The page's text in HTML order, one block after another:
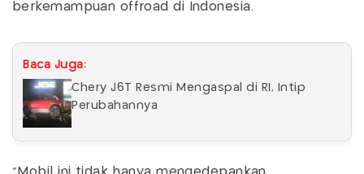
berkemampuan offroad di Indonesia.
Baca Juga:
Chery J6T Resmi Mengaspal di RI, Intip
Perubahannya